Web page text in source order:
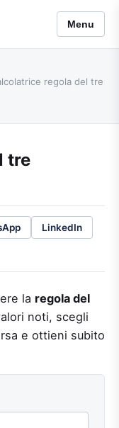
Menu
regola del tre
tre
LinkedIn
la regola del
noti, scegli
e ottieni subito